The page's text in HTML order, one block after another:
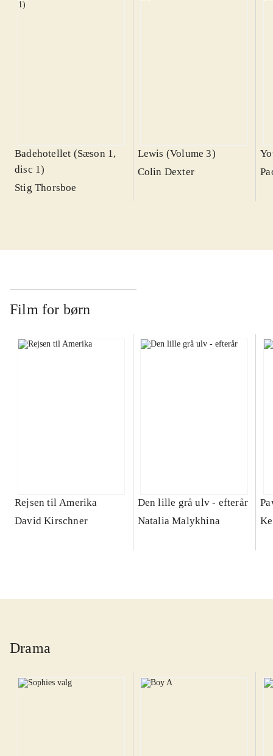
Badehotellet (Sæson 1,
disc 1)
Stig Thorsboe
Lewis (Volume 3)
Colin Dexter
Film for børn
Rejsen til Amerika
David Kirschner
Den lille grå ulv - efterår
Natalia Malykhina
Drama